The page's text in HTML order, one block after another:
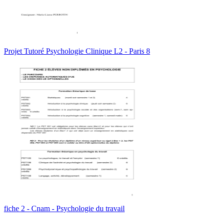
Projet Tutoré Psychologie Clinique L2 - Paris 8
fiche 2 - Cnam - Psychologie du travail